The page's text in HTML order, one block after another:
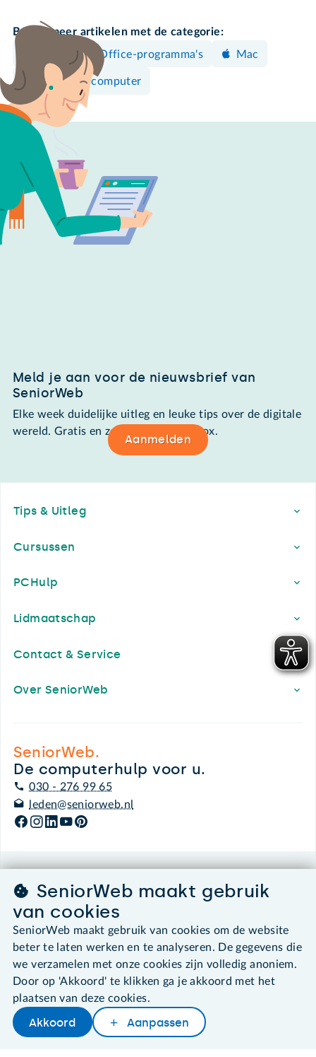
Later lezenDelenWoordenboek
Bekijk meer artikelen met de categorie:
Office-programma's Mac
Windows-computer
Meld je aan voor de nieuwsbrief van
SeniorWeb
Elke week duidelijke uitleg en leuke tips over de digitale
wereld. Gratis en zomaar in de mailbox.
Aanmelden
Tips & Uitleg
Cursussen
PCHulp
Lidmaatschap
Contact & Service
Over SeniorWeb
SeniorWeb.
De computerhulp voor u.
030 - 276 99 65
leden@seniorweb.nl
©2026 SeniorWeb
Algemene voorwaarden
Cookies en cookie-instellingen
Disclaimer
Privacybeleid
About SeniorWeb
SeniorWeb maakt gebruik
van cookies
SeniorWeb maakt gebruik van cookies om de website
beter te laten werken en te analyseren. De gegevens die
we verzamelen met onze cookies zijn volledig anoniem.
Door op 'Akkoord' te klikken ga je akkoord met het
plaatsen van deze cookies.
Akkoord Aanpassen